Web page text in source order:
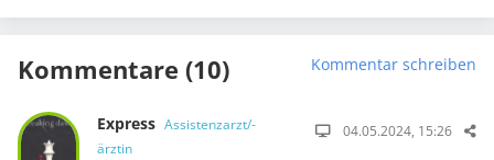
Kommentare (10) Kommentar schreiben
Express Assistenzarzt/-
ärztin
04.05.2024, 15:26